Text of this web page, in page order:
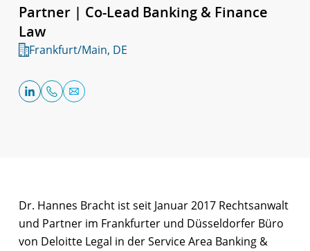
Partner | Co-Lead Banking & Finance
Law
Frankfurt/Main, DE
Dr. Hannes Bracht ist seit Januar 2017 Rechtsanwalt
und Partner im Frankfurter und Düsseldorfer Büro
von Deloitte Legal in der Service Area Banking &